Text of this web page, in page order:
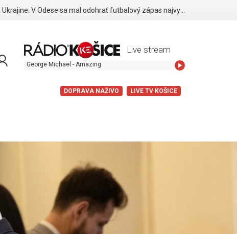
Vojna na Ukrajine: V Odese sa mal odohrať futbalový zápas najvyššej ligy, zastavili ho ruské drony
Live stream
George Michael - Amazing
DOPRAVA NAŽIVO LIVE TV KOŠICE